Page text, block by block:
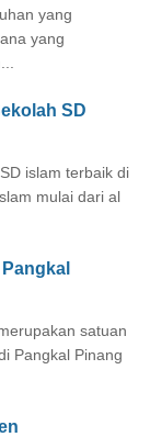
yang
yang
SD
islam terbaik di
mulai dari al
satuan
Pangkal Pinang